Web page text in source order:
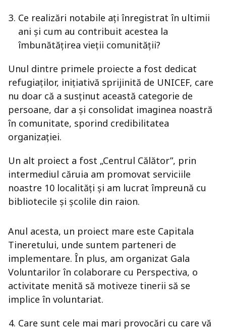
Ce realizări notabile ați înregistrat în ultimii
ani și cum au contribuit acestea la
îmbunătățirea vieții comunității?
Unul dintre primele proiecte a fost dedicat
refugiaților, inițiativă sprijinită de UNICEF, care
nu doar că a susținut această categorie de
persoane, dar a și consolidat imaginea noastră
în comunitate, sporind credibilitatea
organizației.
Un alt proiect a fost „Centrul Călător”, prin
intermediul căruia am promovat serviciile
noastre 10 localități și am lucrat împreună cu
bibliotecile și școlile din raion.
Anul acesta, un proiect mare este Capitala
Tineretului, unde suntem parteneri de
implementare. În plus, am organizat Gala
Voluntarilor în colaborare cu Perspectiva, o
activitate menită să motiveze tinerii să se
implice în voluntariat.
Care sunt cele mai mari provocări cu care vă